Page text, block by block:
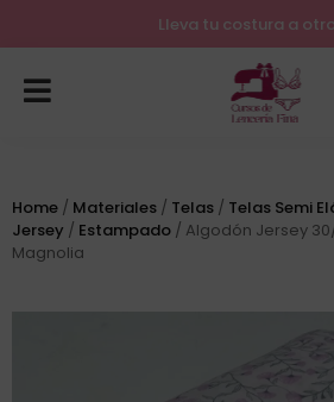
Lleva tu costura a
Home / Materiales / Telas / Telas Semi
Jersey / Estampado / Algodón Jersey
Magnolia